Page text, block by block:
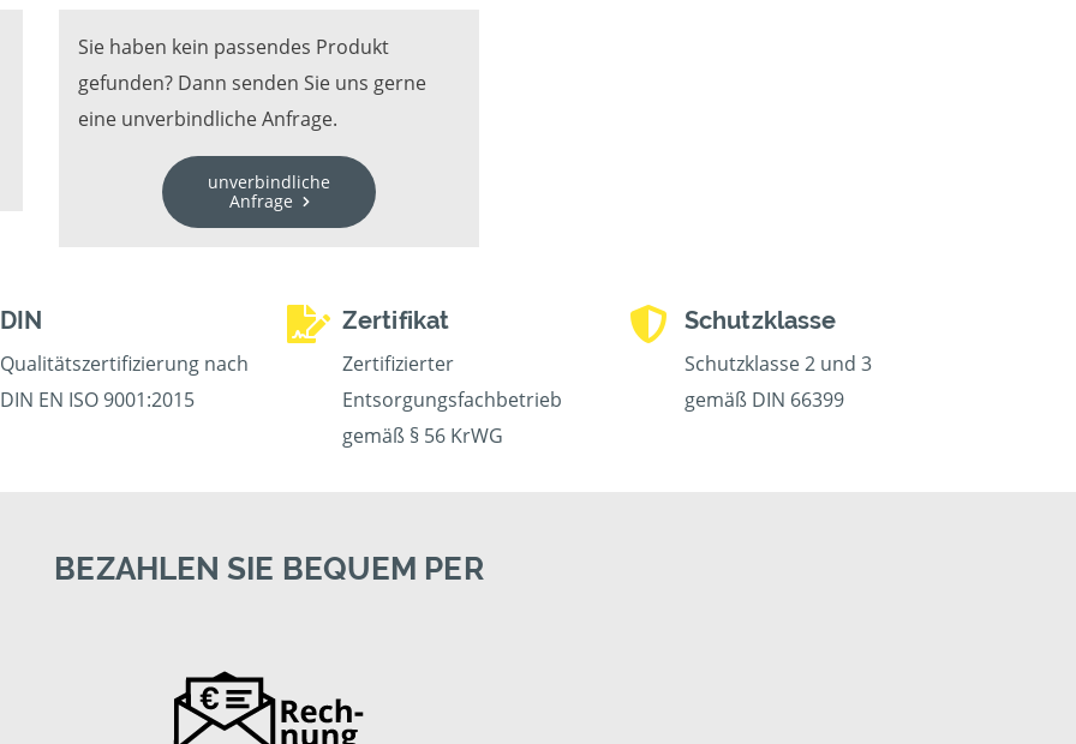
Sie haben kein passendes Produkt
gefunden? Dann senden Sie uns gerne
eine unverbindliche Anfrage.
unverbindliche
Anfrage
DIN
Qualitätszertifizierung nach
DIN EN ISO 9001:2015
Zertifikat
Zertifizierter
Entsorgungsfachbetrieb
gemäß § 56 KrWG
Schutzklasse
Schutzklasse 2 und 3
gemäß DIN 66399
BEZAHLEN SIE BEQUEM PER